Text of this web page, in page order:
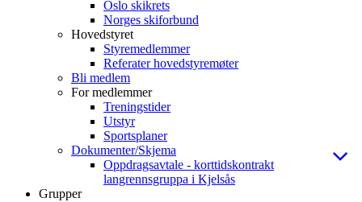
Oslo skikrets
Norges skiforbund
Hovedstyret
Styremedlemmer
Referater hovedstyremøter
Bli medlem
For medlemmer
Treningstider
Utstyr
Sportsplaner
Dokumenter/Skjema
Oppdragsavtale - korttidskontrakt
langrennsgruppa i Kjelsås
Grupper